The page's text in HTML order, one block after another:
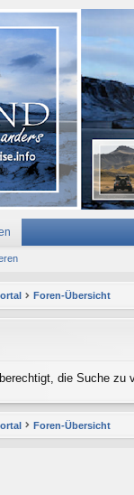
Foren-Übersicht
die Suche zu
Foren-Übersicht